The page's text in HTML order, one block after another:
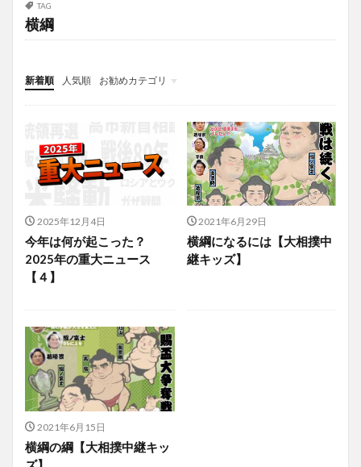
TAG
横綱
新着順 人気順
お勧めカテゴリ
投稿
学び
マンガ
電子書籍
2025年12月4日
今年は何が起こった？
2025年の重大ニュース
【４】
2021年6月29日
横綱になるには【大相撲中
継キッズ】
2021年6月15日
横綱の綱【大相撲中継キッ